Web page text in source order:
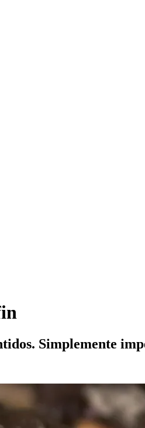
Simplemente